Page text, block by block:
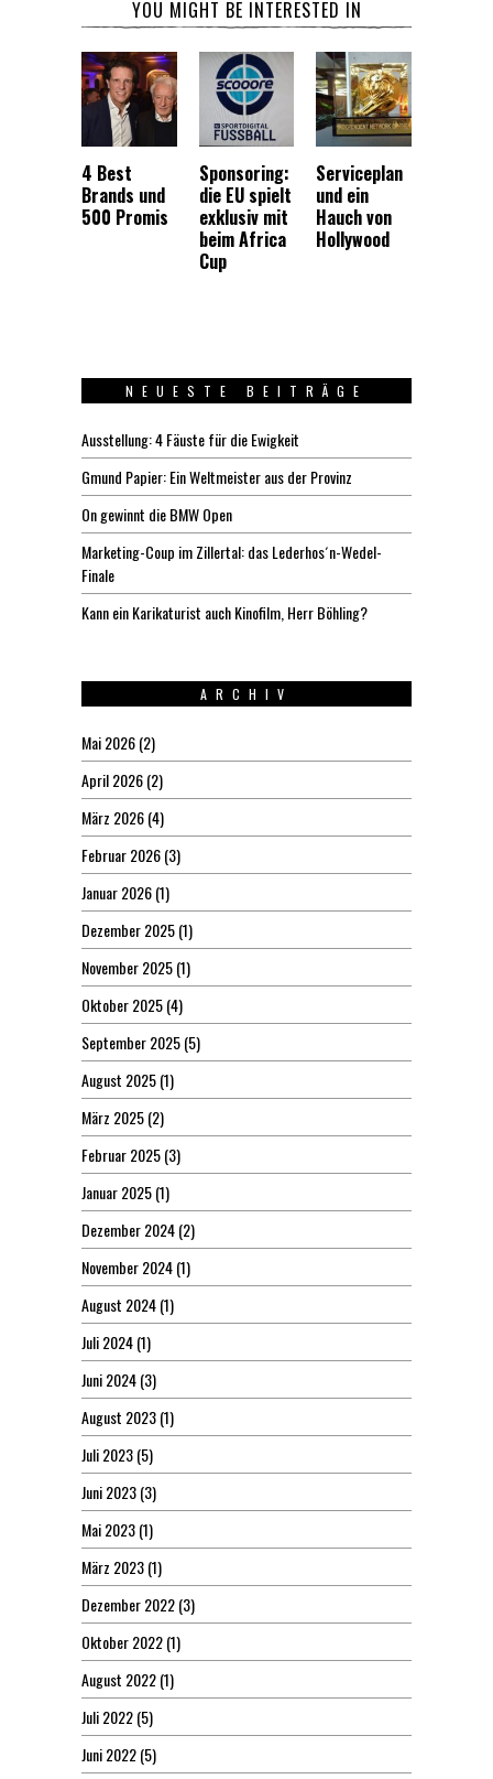
YOU MIGHT BE INTERESTED IN
4 Best
Brands und
500 Promis
Sponsoring:
die EU spielt
exklusiv mit
beim Africa
Cup
Serviceplan
und ein
Hauch von
Hollywood
NEUESTE BEITRÄGE
Ausstellung: 4 Fäuste für die Ewigkeit
Gmund Papier: Ein Weltmeister aus der Provinz
On gewinnt die BMW Open
Marketing-Coup im Zillertal: das Lederhos´n-Wedel-
Finale
Kann ein Karikaturist auch Kinofilm, Herr Böhling?
ARCHIV
Mai 2026(2)
April 2026(2)
März 2026(4)
Februar 2026(3)
Januar 2026(1)
Dezember 2025(1)
November 2025(1)
Oktober 2025(4)
September 2025(5)
August 2025(1)
März 2025(2)
Februar 2025(3)
Januar 2025(1)
Dezember 2024(2)
November 2024(1)
August 2024(1)
Juli 2024(1)
Juni 2024(3)
August 2023(1)
Juli 2023(5)
Juni 2023(3)
Mai 2023(1)
März 2023(1)
Dezember 2022(3)
Oktober 2022(1)
August 2022(1)
Juli 2022(5)
Juni 2022(5)